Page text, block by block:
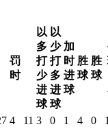
罚
时
以
多
打
少
进
球
以
少
打
多
进
球
加
时
进
球
胜
球
胜
球
4 11 3 0 1 4 0